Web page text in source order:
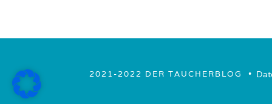
2021-2022 DER TAUCHERBLOG • ­